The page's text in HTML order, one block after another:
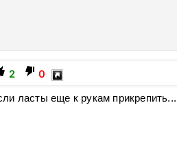
2 0
ласты еще к рукам прикрепить...